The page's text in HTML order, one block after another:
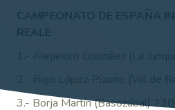
CAMPEONATO DE ESPAÑA
REALE
1.- Alejandro González (La
2.- Iñigo López-Pizarro (Val de
3.- Borja Martín (Basozábal)